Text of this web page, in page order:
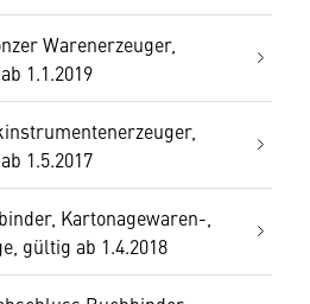
Warenerzeuger,
1.1.2019
1.5.2017
Kartonagewaren-,
gültig ab 1.4.2018